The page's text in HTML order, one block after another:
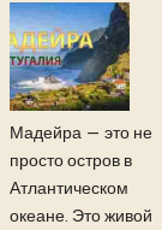
Мадейра — это не
просто остров в
Атлантическом
океане. Это живой